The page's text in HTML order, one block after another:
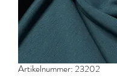
Artikelnummer: 23202